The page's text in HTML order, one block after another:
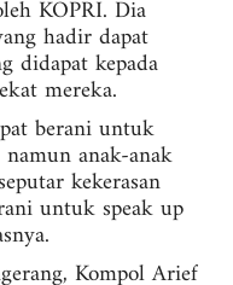
KOPRI. Dia
hadir dapat
didapat kepada
mereka.
berani untuk
anak-anak
kekerasan
untuk speak up
Kompol Arief